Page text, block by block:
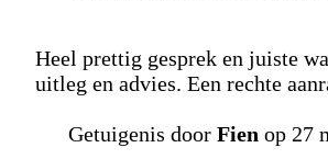
Heel prettig gesprek en juiste
uitleg en advies. Een rechte
Getuigenis door Fien op 27